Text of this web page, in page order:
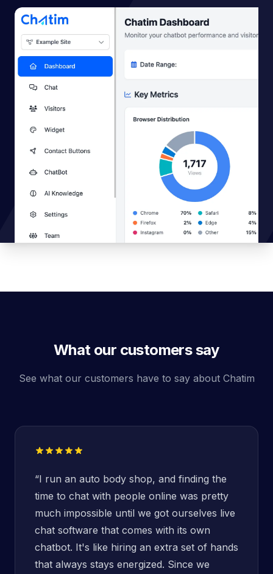
What our customers say
See what our customers have to say about Chatim
“I run an auto body shop, and finding the
time to chat with people online was pretty
much impossible until we got ourselves live
chat software that comes with its own
chatbot. It's like hiring an extra set of hands
that always stays energized. Since we